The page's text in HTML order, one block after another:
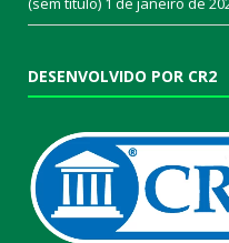
DESENVOLVIDO POR CR2